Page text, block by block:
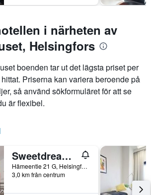
i närheten av
Helsingfors
boenden tar ut det lägsta priset per
Priserna kan variera beroende på
så använd sökformuläret för att se
är flexibel.
Sweetdream Guesthouse
Hämeentie 21 G, Helsingfors, Nyland, Finland
3,0 km från centrum